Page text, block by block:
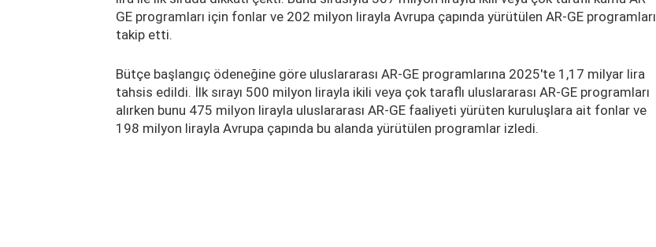
GE programları için fonlar ve 202 milyon lirayla Avrupa çapında yürütülen AR-GE programları
takip etti.
Bütçe başlangıç ödeneğine göre uluslararası AR-GE programlarına 2025'te 1,17 milyar lira
tahsis edildi. İlk sırayı 500 milyon lirayla ikili veya çok taraflı uluslararası AR-GE programları
alırken bunu 475 milyon lirayla uluslararası AR-GE faaliyeti yürüten kuruluşlara ait fonlar ve
198 milyon lirayla Avrupa çapında bu alanda yürütülen programlar izledi.